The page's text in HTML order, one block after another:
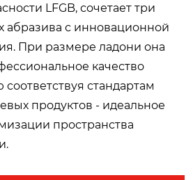
LFGB, сочетает три
абразива с инновационной
При размере ладони она
качество
стандартам
продуктов - идеальное
пространства